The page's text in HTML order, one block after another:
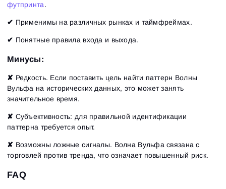
футпринта.
✔ Применимы на различных рынках и таймфреймах.
✔ Понятные правила входа и выхода.
Минусы:
✘ Редкость. Если поставить цель найти паттерн Волны
Вульфа на исторических данных, это может занять
значительное время.
✘ Субъективность: для правильной идентификации
паттерна требуется опыт.
✘ Возможны ложные сигналы. Волна Вульфа связана с
торговлей против тренда, что означает повышенный риск.
FAQ